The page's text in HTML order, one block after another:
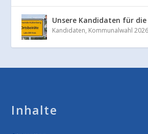
Unsere Kandidaten für
Kandidaten, Kommunalwahl 2026
Inhalte